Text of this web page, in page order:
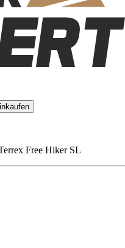
Free Hiker SL